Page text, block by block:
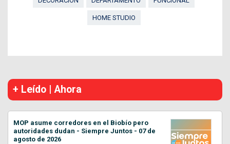
HOME STUDIO
+ Leído | Ahora
MOP asume corredores en el Biobío pero
autoridades dudan - Siempre Juntos - 07 de
agosto de 2026